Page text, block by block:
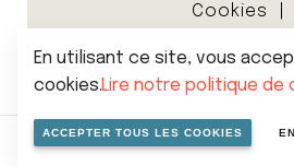
Cookies
© 2026 Mise en
En utilisant ce site, vous
cookies.Lire notre politique de
ACCEPTER TOUS LES COOKIES